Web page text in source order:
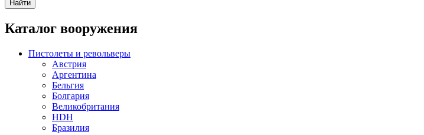
Каталог вооружения
Пистолеты и револьверы
Австрия
Аргентина
Бельгия
Болгария
Великобритания
HDH
Бразилия